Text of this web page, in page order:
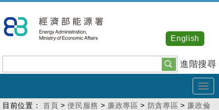
到
主
內
容
進階搜尋
English
目前位置： 首頁 >便民服務 > 廉政專區 > 防貪專區 > 廉政倫